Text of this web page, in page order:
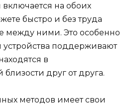
на обоих
быстро и без труда
между ними. Это особенно
поддерживают
в
друг от друга.
методов имеет свои